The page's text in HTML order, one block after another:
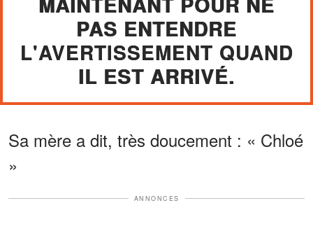
PAS ENTENDRE
L'AVERTISSEMENT QUAND
IL EST ARRIVÉ.
Sa mère a dit, très doucement : « Chloé
»
ANNONCES